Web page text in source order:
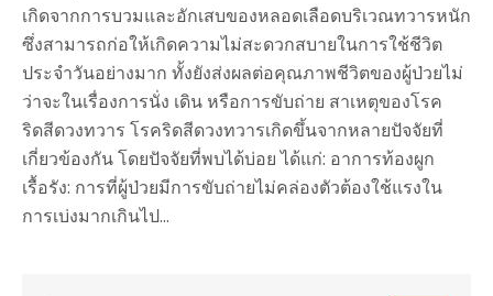
เกิดจากการบวมและอักเสบของหลอดเลือดบริเวณทวารหนัก
ซึ่งสามารถก่อให้เกิดความไม่สะดวกสบายในการใช้ชีวิต
ประจำวันอย่างมาก ทั้งยังส่งผลต่อคุณภาพชีวิตของผู้ป่วยไม่
ว่าจะในเรื่องการนั่ง เดิน หรือการขับถ่าย สาเหตุของโรค
ริดสีดวงทวาร โรคริดสีดวงทวารเกิดขึ้นจากหลายปัจจัยที่
เกี่ยวข้องกัน โดยปัจจัยที่พบได้บ่อย ได้แก่: อาการท้องผูก
เรื้อรัง: การที่ผู้ป่วยมีการขับถ่ายไม่คล่องตัวต้องใช้แรงใน
การเบ่งมากเกินไป...